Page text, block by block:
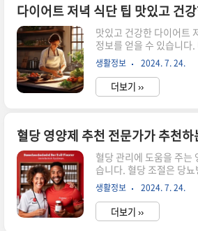
기는 정체성의 혼란이 발
의 가치관과 목표에 대한
많은 사람들이 자녀의 성
으로 인해 불안감을 느끼
부 간의 소통이 줄어들고,
해하지 못하게 되는 경우
변화와 정신적 ..
맛있고 건강한 다이어트
정보를 얻을 수 있습니다
있게 식사할 수 있는 다양
해 건강한 식단을 유지할
습니다.맛있고 건강한 다
소 중심의 다이어트 다이
포만감을 느끼게 해 주어
입니다. 예를 들어, 샐러
곁들여 맛있게 섭취할 수
요리법으로 다양하게 조
다. 아침이나 점심에는 식
여 칼로리를 줄이고, 저녁
화롭게 섭취하여 영양을
생활정보 2024. 7. 24.
더보기 ››
혈당 영양제 추천 전문가가 추천
혈당 관리에 도움을 주는
습니다. 혈당 조절은 당
같은 질병을 예방하고 관
니다. 올바른 영양제를 선
하고 전반적인 건강을 촉
습니다. 이 블로그를 통해
생활정보 2024. 7. 24.
더보기 ››